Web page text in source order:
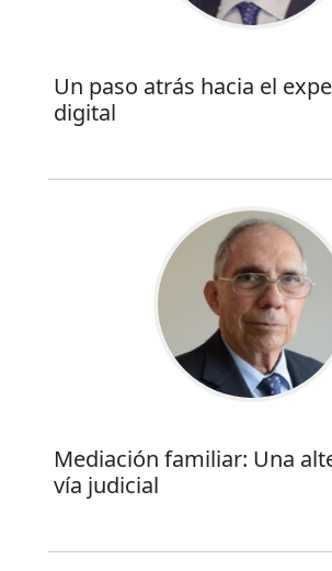
Un paso atrás hacia el
digital
Mediación familiar: Una
vía judicial